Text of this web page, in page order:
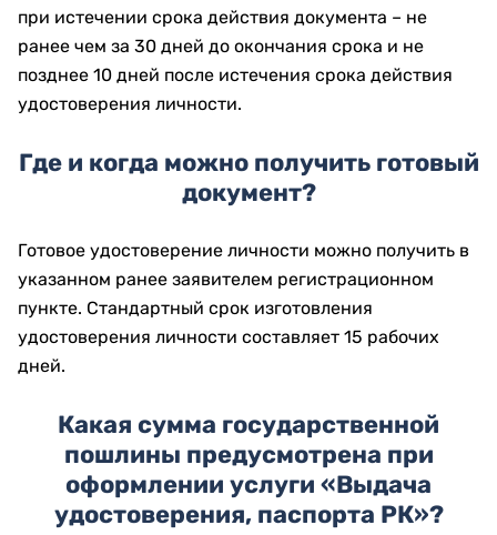
при истечении срока действия документа – не
ранее чем за 30 дней до окончания срока и не
позднее 10 дней после истечения срока действия
удостоверения личности.
Где и когда можно получить готовый
документ?
Готовое удостоверение личности можно получить в
указанном ранее заявителем регистрационном
пункте. Стандартный срок изготовления
удостоверения личности составляет 15 рабочих
дней.
Какая сумма государственной
пошлины предусмотрена при
оформлении услуги «Выдача
удостоверения, паспорта РК»?